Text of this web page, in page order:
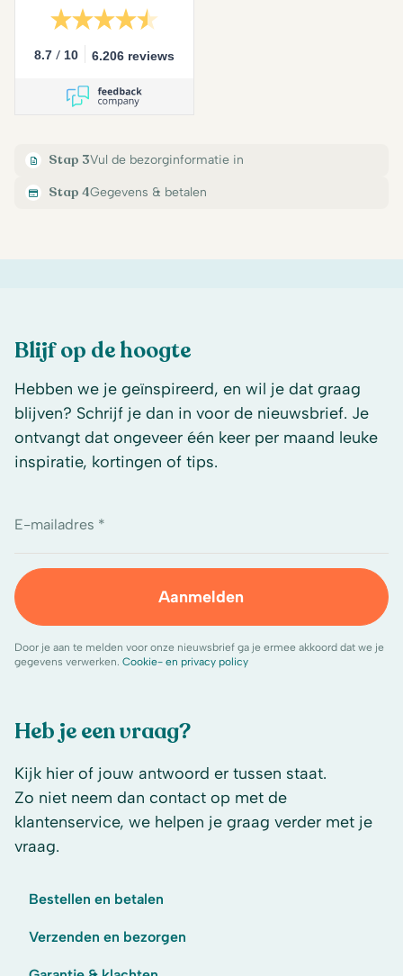
8.7 / 10 6.206 reviews
Stap 3Vul de bezorginformatie in
Stap 4Gegevens & betalen
Heb je een vraag?
Kijk hier of jouw antwoord er tussen staat.
Zo niet neem dan contact op met de
klantenservice, we helpen je graag verder met je
vraag.
Bestellen en betalen
Verzenden en bezorgen
Blijf op de hoogte
Hebben we je geïnspireerd, en wil je dat graag
blijven? Schrijf je dan in voor de nieuwsbrief. Je
ontvangt dat ongeveer één keer per maand leuke
inspiratie, kortingen of tips.
E-mailadres *
Aanmelden
Door je aan te melden voor onze nieuwsbrief ga je ermee akkoord dat we je
gegevens verwerken. Cookie- en privacy policy